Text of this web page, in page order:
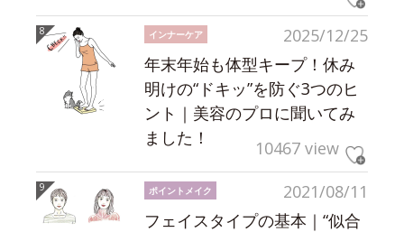
2025/12/25
インナーケア
年末年始も体型キープ！休み
明けの“ドキッ”を防ぐ3つのヒ
ント｜美容のプロに聞いてみ
ました！
10467 view
2021/08/11
ポイントメイク
フェイスタイプの基本｜“似合